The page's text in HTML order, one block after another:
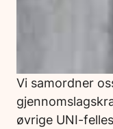
Vi samordner
øvrige UNI-